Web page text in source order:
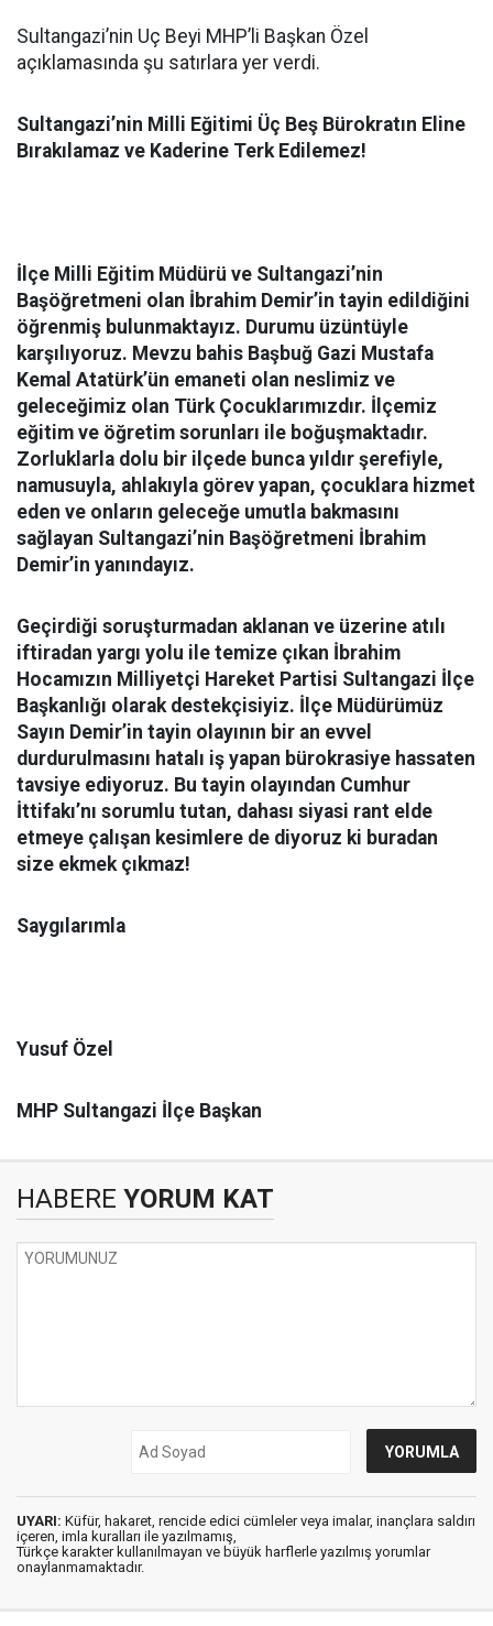
Sultangazi’nin Uç Beyi MHP’li Başkan Özel
açıklamasında şu satırlara yer verdi.
Sultangazi’nin Milli Eğitimi Üç Beş Bürokratın Eline
Bırakılamaz ve Kaderine Terk Edilemez!
İlçe Milli Eğitim Müdürü ve Sultangazi’nin
Başöğretmeni olan İbrahim Demir’in tayin edildiğini
öğrenmiş bulunmaktayız. Durumu üzüntüyle
karşılıyoruz. Mevzu bahis Başbuğ Gazi Mustafa
Kemal Atatürk’ün emaneti olan neslimiz ve
geleceğimiz olan Türk Çocuklarımızdır. İlçemiz
eğitim ve öğretim sorunları ile boğuşmaktadır.
Zorluklarla dolu bir ilçede bunca yıldır şerefiyle,
namusuyla, ahlakıyla görev yapan, çocuklara hizmet
eden ve onların geleceğe umutla bakmasını
sağlayan Sultangazi’nin Başöğretmeni İbrahim
Demir’in yanındayız.
Geçirdiği soruşturmadan aklanan ve üzerine atılı
iftiradan yargı yolu ile temize çıkan İbrahim
Hocamızın Milliyetçi Hareket Partisi Sultangazi İlçe
Başkanlığı olarak destekçisiyiz. İlçe Müdürümüz
Sayın Demir’in tayin olayının bir an evvel
durdurulmasını hatalı iş yapan bürokrasiye hassaten
tavsiye ediyoruz. Bu tayin olayından Cumhur
İttifakı’nı sorumlu tutan, dahası siyasi rant elde
etmeye çalışan kesimlere de diyoruz ki buradan
size ekmek çıkmaz!
Saygılarımla
Yusuf Özel
MHP Sultangazi İlçe Başkan
HABERE YORUM KAT
UYARI: Küfür, hakaret, rencide edici cümleler veya imalar, inançlara saldırı
içeren, imla kuralları ile yazılmamış,
Türkçe karakter kullanılmayan ve büyük harflerle yazılmış yorumlar
onaylanmamaktadır.